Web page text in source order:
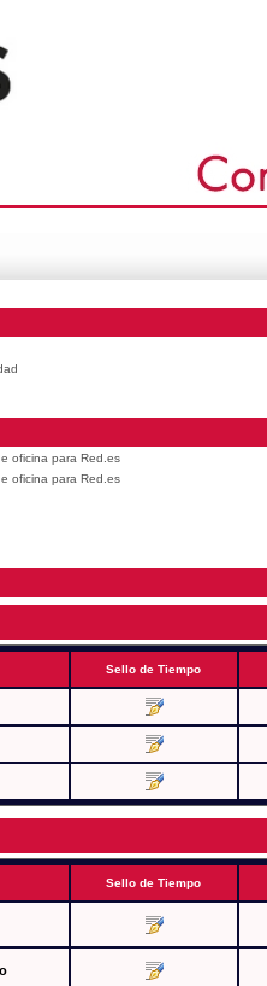
oficina para Red.es
oficina para Red.es
Sello de Tiempo
Sello de Tiempo